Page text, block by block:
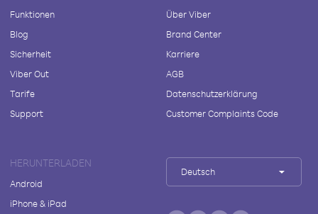
Funktionen
Blog
Sicherheit
Viber Out
Tarife
Support
Über Viber
Brand Center
Karriere
AGB
Datenschutzerklärung
Customer Complaints Code
HERUNTERLADEN
Android
iPhone & iPad
Deutsch